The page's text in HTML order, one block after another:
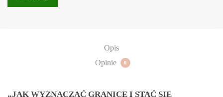
Opis
Opinie
0
„JAK WYZNACZAĆ GRANICE I STAĆ SIĘ